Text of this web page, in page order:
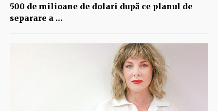
500 de milioane de dolari după ce planul de
separare a …